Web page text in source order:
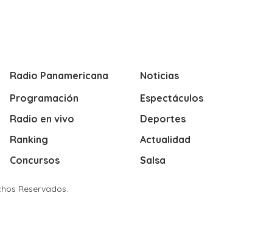
Radio Panamericana
Programación
Radio en vivo
Ranking
Concursos
Noticias
Espectáculos
Deportes
Actualidad
Salsa
Reservados.